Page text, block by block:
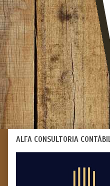
ALFA CONSULTORIA CONTÁBIL